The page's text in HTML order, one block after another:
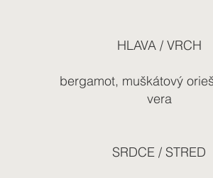
HLAVA / VRCH
bergamot, muškátový
vera
SRDCE / STRED